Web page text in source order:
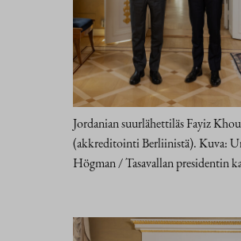
Jordanian suurlähettiläs Fayiz
(akkreditointi Berliinistä). Kuva:
Högman / Tasavallan presidentin